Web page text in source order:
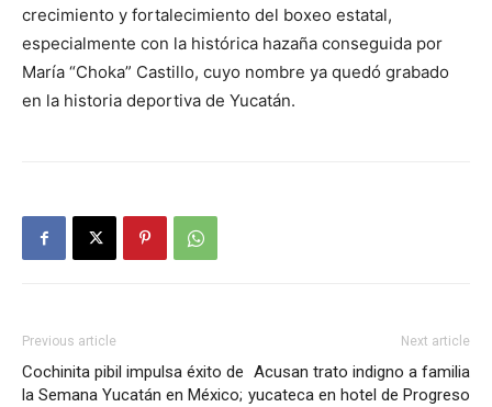
crecimiento y fortalecimiento del boxeo estatal,
especialmente con la histórica hazaña conseguida por
María “Choka” Castillo, cuyo nombre ya quedó grabado
en la historia deportiva de Yucatán.
Previous article
Cochinita pibil impulsa éxito de
la Semana Yucatán en México;
Next article
Acusan trato indigno a familia
yucateca en hotel de Progreso